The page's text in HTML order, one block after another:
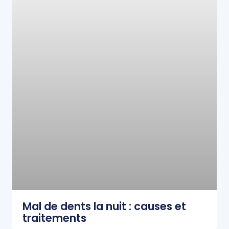
Mal de dents la nuit : causes et
traitements